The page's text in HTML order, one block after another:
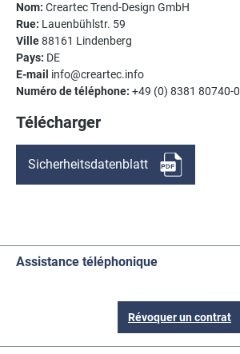
Nom: Creartec Trend-Design GmbH
Rue: Lauenbühlstr. 59
Ville88161 Lindenberg
Pays: DE
E-mail info@creartec.info
Numéro de téléphone: +49 (0) 8381 80740-0
Télécharger
Sicherheitsdatenblatt
Assistance téléphonique
Révoquer un contrat